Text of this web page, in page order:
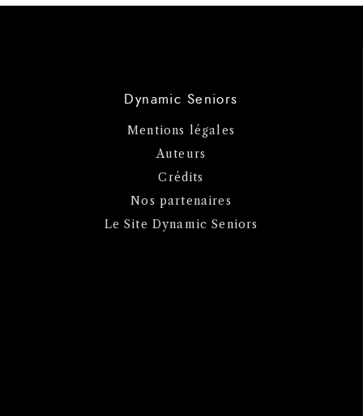
Dynamic Seniors
Mentions légales
Auteurs
Crédits
Nos partenaires
Le Site Dynamic Seniors